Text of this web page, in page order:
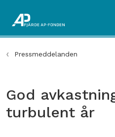
Pressmeddelanden
God
turbulent år